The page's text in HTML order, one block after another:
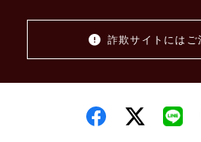
詐欺サイトにはご